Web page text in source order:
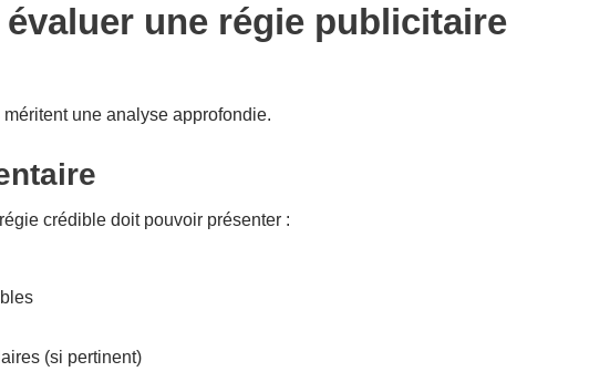
une régie publicitaire
une analyse approfondie.
crédible doit pouvoir présenter :
(si pertinent)